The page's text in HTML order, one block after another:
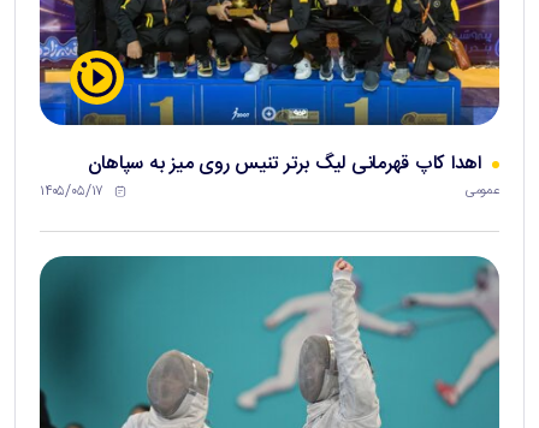
اهدا کاپ قهرمانی لیگ برتر تنیس روی میز به سپاهان
عمومی ۱۴۰۵/۰۵/۱۷